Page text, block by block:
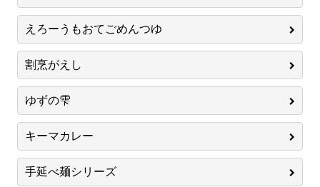
えろーうもおてごめんつゆ
割烹がえし
ゆずの雫
キーマカレー
手延べ麺シリーズ